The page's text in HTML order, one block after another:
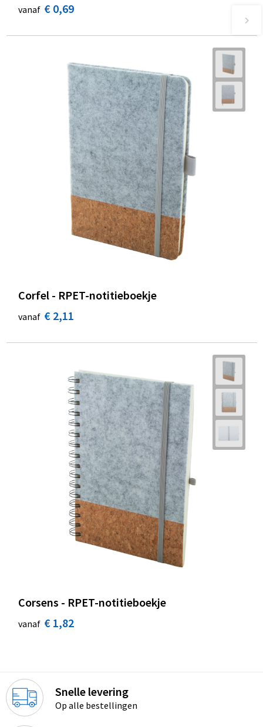
vanaf € 0,69
Corfel - RPET-notitieboekje
vanaf € 2,11
Corsens - RPET-notitieboekje
vanaf € 1,82
Snelle levering
Op alle bestellingen